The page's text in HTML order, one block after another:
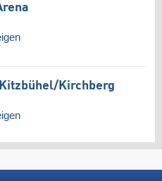
​Kirchberg